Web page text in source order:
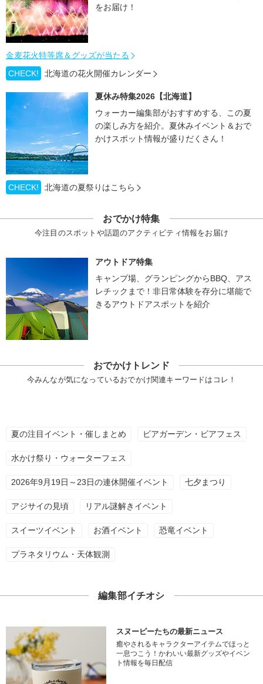
をお届け！
金麦花火特等席＆グッズが当たる
CHECK!
北海道の花火開催カレンダー
夏休み特集2026【北海道】
ウォーカー編集部がおすすめする、この夏
の楽しみ方を紹介。夏休みイベント＆おで
かけスポット情報が盛りだくさん！
CHECK! 北海道の夏祭りはこちら
おでかけ特集
今注目のスポットや話題のアクティビティ情報をお届け
アウトドア特集
キャンプ場、グランピングからBBQ、アス
レチックまで！非日常体験を存分に堪能で
きるアウトドアスポットを紹介
おでかけトレンド
今みんなが気になっているおでかけ関連キーワードはコレ！
夏の注目イベント・催しまとめ ビアガーデン・ビアフェス
水かけ祭り・ウォーターフェス
2026年9月19日～23日の連休開催イベント 七夕まつり
アジサイの見頃 リアル謎解きイベント
スイーツイベント お酒イベント 恐竜イベント
プラネタリウム・天体観測
編集部イチオシ
スヌーピーたちの最新ニュース
癒やされるキャラクターアイテムでほっと
一息つこう！かわいい最新グッズやイベン
ト情報を毎日配信